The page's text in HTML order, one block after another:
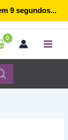
9segundos...